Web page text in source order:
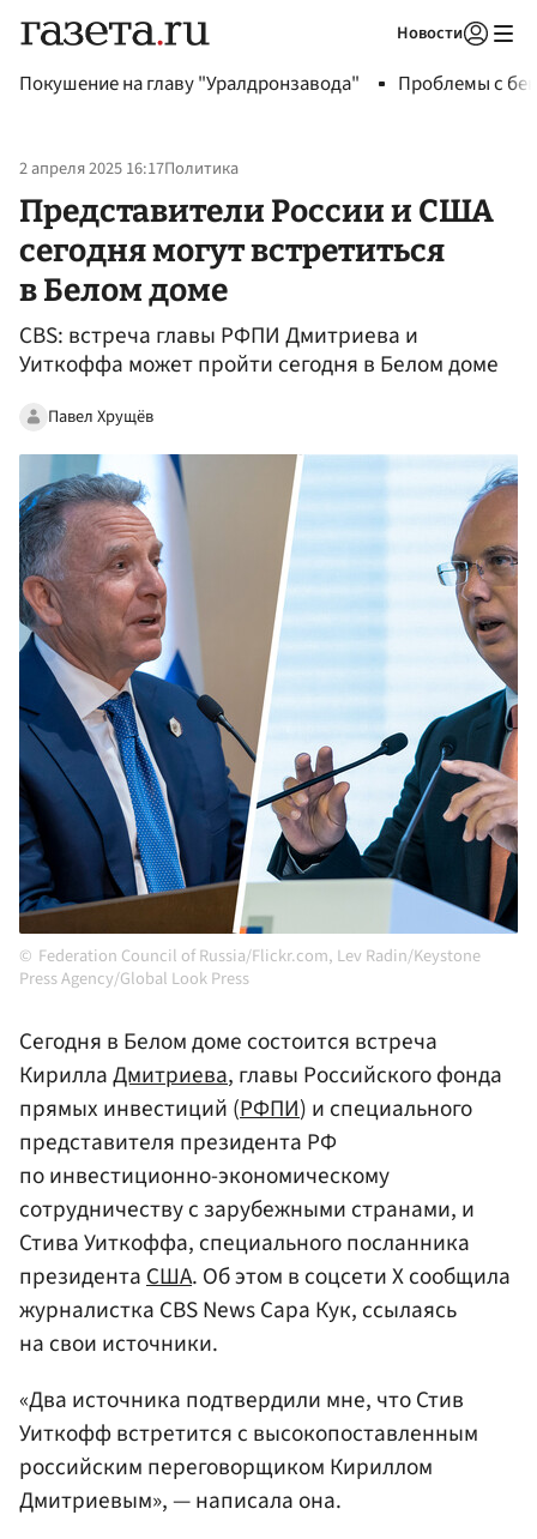
Новости
Покушение на главу "Уралдронзавода" Проблемы с
2 апреля 2025 16:17Политика
Представители России и США
сегодня могут встретиться
в Белом доме
CBS: встреча главы РФПИ Дмитриева и
Уиткоффа может пройти сегодня в Белом доме
Павел Хрущёв
Federation Council of Russia/Flickr.com, Lev Radin/Keystone
Press Agency/Global Look Press
Сегодня в Белом доме состоится встреча
КириллаДмитриева, главы Российского фонда
прямых инвестиций (РФПИ) и специального
представителя президента РФ
по инвестиционно-экономическому
сотрудничеству с зарубежными странами, и
Стива Уиткоффа, специального посланника
президентаСША. Об этом в соцсети X сообщила
журналистка CBS News Сара Кук, ссылаясь
на свои источники.
«Два источника подтвердили мне, что Стив
Уиткофф встретится с высокопоставленным
российским переговорщиком Кириллом
Дмитриевым», — написала она.